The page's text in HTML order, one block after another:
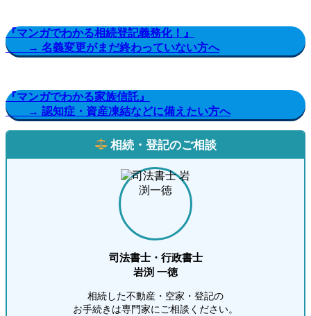
『マンガでわかる相続登記義務化！』
→ 名義変更がまだ終わっていない方へ
『マンガでわかる家族信託』
→ 認知症・資産凍結などに備えたい方へ
相続・登記のご相談
司法書士・行政書士
岩渕 一徳
相続した不動産・空家・登記の
お手続きは専門家にご相談ください。